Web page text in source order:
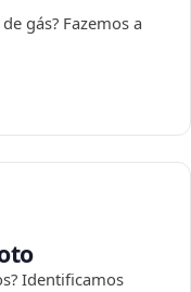
gás? Fazemos a
Identificamos